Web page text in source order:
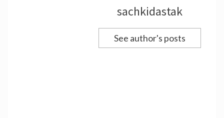
sachkidastak
See author's posts